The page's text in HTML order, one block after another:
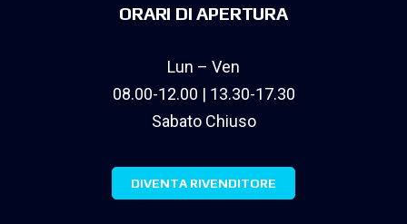
ORARI DI APERTURA
Lun – Ven
08.00-12.00 | 13.30-17.30
Sabato Chiuso
DIVENTA RIVENDITORE